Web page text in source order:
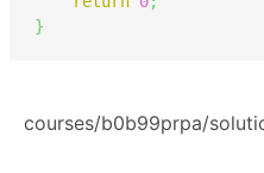
}
courses/b0b99prpa/